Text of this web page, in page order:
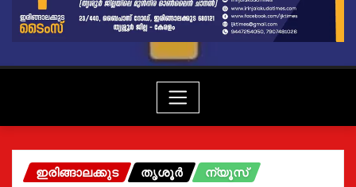
ഇരിങ്ങാലക്കുട തൃശൂർ ന്യൂസ്